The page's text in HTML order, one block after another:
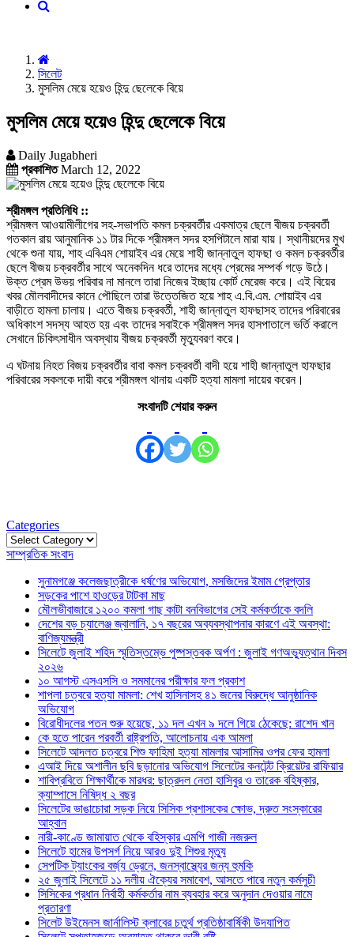
সিলেট
মুসলিম মেয়ে হয়েও হিন্দু ছেলেকে বিয়ে
মুসলিম মেয়ে হয়েও হিন্দু ছেলেকে বিয়ে
Daily Jugabheri
প্রকাশিতMarch 12, 2022
শ্রীমঙ্গল প্রতিনিধি ::
শ্রীমঙ্গল আওয়ামীলীগের সহ-সভাপতি কমল চক্রবর্তীর একমাত্র ছেলে বীজয় চক্রবর্তী
গতকাল রায় আনুমানিক ১১ টার দিকে শ্রীমঙ্গল সদর হসপিটালে মারা যায়। স্থানীয়দের মুখ
থেকে শুনা যায়, শাহ এবিএম শোয়াইব এর মেয়ে শাহী জান্নাতুল হাফছা ও কমল চক্রবর্তীর
ছেলে বীজয় চক্রবর্তীর সাথে অনেকদিন ধরে তাদের মধ্যে প্রেমের সম্পর্ক গড়ে উঠে।
উক্ত প্রেম উভয় পরিবার না মানলে তারা নিজের ইচ্ছায় কোর্ট মেরেজ করে। এই বিয়ের
খবর মৌলবাদীদের কানে পৌছিলে তারা উত্তেজিত হয়ে শাহ এ.বি.এম. শোয়াইব এর
বাড়ীতে হামলা চালায়। এতে বীজয় চক্রবর্তী, শাহী জান্নাতুল হাফছাসহ তাদের পরিবারের
অধিকাংশ সদস্য আহত হয় এবং তাদের সবাইকে শ্রীমঙ্গল সদর হাসপাতালে ভর্তি করালে
সেখানে চিকিৎসাধীন অবস্থায় বীজয় চক্রবর্তী মৃত্যুবরণ করে।
এ ঘটনায় নিহত বিজয় চক্রবর্তীর বাবা কমল চক্রবর্তী বাদী হয়ে শাহী জান্নাতুল হাফছার
পরিবারের সকলকে দায়ী করে শ্রীমঙ্গল থানায় একটি হত্যা মামলা দায়ের করেন।
সংবাদটি শেয়ার করুন
Categories
Categories
সাম্প্রতিক সংবাদ
সুনামগঞ্জে কলেজছাত্রীকে ধর্ষণের অভিযোগ, মসজিদের ইমাম গ্রেপ্তার
সড়কের পাশে হাওড়ের টাটকা মাছ
মৌলভীবাজারে ১২০০ কমলা গাছ কাটা বনবিভাগের সেই কর্মকর্তাকে বদলি
দেশের বড় চ্যালেঞ্জ জ্বালানি, ১৭ বছরের অব্যবস্থাপনার কারণে এই অবস্থা:
বাণিজ্যমন্ত্রী
সিলেটে জুলাই শহিদ স্মৃতিস্তম্ভে পুষ্পস্তবক অর্পণ : জুলাই গণঅভ্যুত্থান দিবস
২০২৬
১০ আগস্ট এসএসসি ও সমমানের পরীক্ষার ফল প্রকাশ
শাপলা চত্বরে হত্যা মামলা: শেখ হাসিনাসহ ৪১ জনের বিরুদ্ধে আনুষ্ঠানিক
অভিযোগ
বিরোধীদলের পতন শুরু হয়েছে, ১১ দল এখন ৯ দলে গিয়ে ঠেকেছে: রাশেদ খান
কে হতে পারেন পরবর্তী রাষ্ট্রপতি, আলোচনায় এক আমলা
সিলেটে আদলত চত্বরে শিশু ফাহিমা হত্যা মামলার আসামির ওপর ফের হামলা
এআই দিয়ে অশালীন ছবি ছড়ানোর অভিযোগ সিলেটের কনটেন্ট ক্রিয়েটর রাফিয়ার
শাবিপ্রবিতে শিক্ষার্থীকে মারধর: ছাত্রদল নেতা হাসিবুর ও তারেক বহিষ্কার,
ক্যাম্পাসে নিষিদ্ধ ২ বছর
সিলেটের ভাঙাচোরা সড়ক নিয়ে সিসিক প্রশাসকের ক্ষোভ, দ্রুত সংস্কারের
আহ্বান
নারী-কাণ্ডে জামায়াত থেকে বহিস্কার এমপি গাজী নজরুল
সিলেটে হামের উপসর্গ নিয়ে আরও দুই শিশুর মৃত্যু
সেপটিক ট্যাংকের বর্জ্য ড্রেনে, জনস্বাস্থ্যের জন্য হুমকি
২৫ জুলাই সিলেটে ১১ দলীয় ঐক্যের সমাবেশ, আসতে পারে নতুন কর্মসুচী
সিসিকের প্রধান নির্বাহী কর্মকর্তার নাম ব্যবহার করে অনুদান দেওয়ার নামে
প্রতারণা
সিলেট উইমেনস জার্নালিস্ট ক্লাবের চতুর্থ প্রতিষ্ঠাবার্ষিকী উদযাপিত